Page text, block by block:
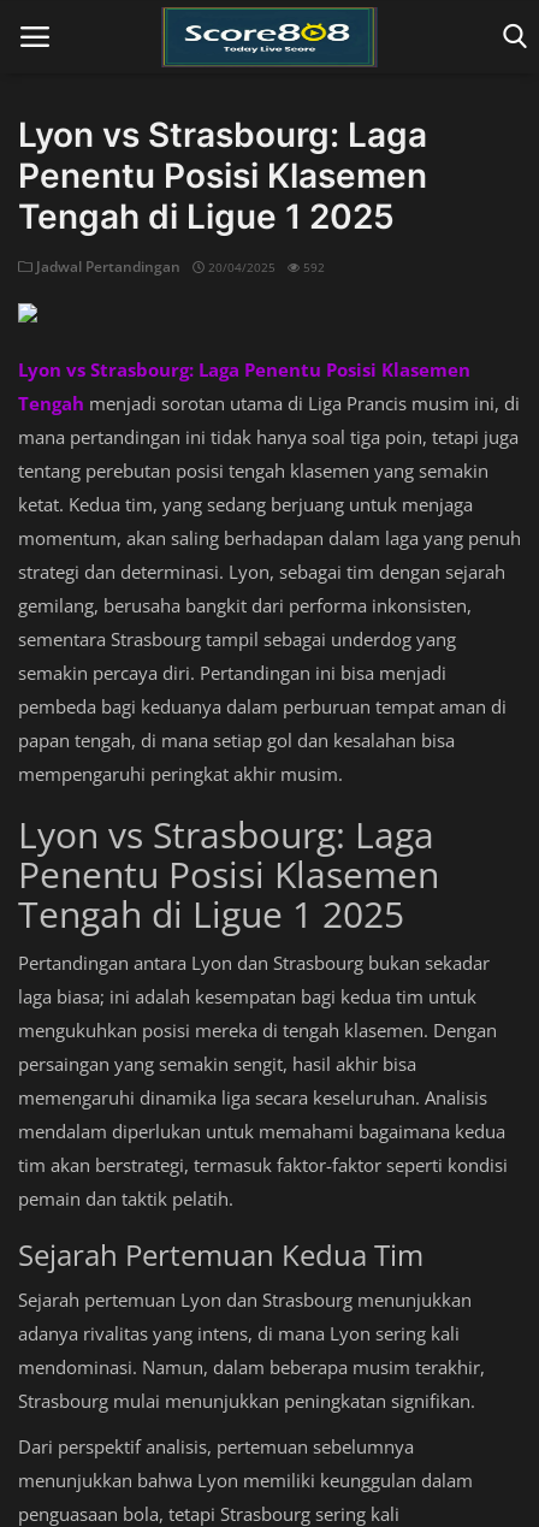
Home
Lyon vs Strasbourg: Laga
Penentu Posisi Klasemen
Tengah di Ligue 1 2025
Jadwal Pertandingan 20/04/2025 592
Lyon vs Strasbourg: Laga Penentu Posisi Klasemen
Tengah menjadi sorotan utama di Liga Prancis musim ini, di
mana pertandingan ini tidak hanya soal tiga poin, tetapi juga
tentang perebutan posisi tengah klasemen yang semakin
ketat. Kedua tim, yang sedang berjuang untuk menjaga
momentum, akan saling berhadapan dalam laga yang penuh
strategi dan determinasi. Lyon, sebagai tim dengan sejarah
gemilang, berusaha bangkit dari performa inkonsisten,
sementara Strasbourg tampil sebagai underdog yang
semakin percaya diri. Pertandingan ini bisa menjadi
pembeda bagi keduanya dalam perburuan tempat aman di
papan tengah, di mana setiap gol dan kesalahan bisa
mempengaruhi peringkat akhir musim.
Lyon vs Strasbourg: Laga
Penentu Posisi Klasemen
Tengah di Ligue 1 2025
Pertandingan antara Lyon dan Strasbourg bukan sekadar
laga biasa; ini adalah kesempatan bagi kedua tim untuk
mengukuhkan posisi mereka di tengah klasemen. Dengan
persaingan yang semakin sengit, hasil akhir bisa
memengaruhi dinamika liga secara keseluruhan. Analisis
mendalam diperlukan untuk memahami bagaimana kedua
tim akan berstrategi, termasuk faktor-faktor seperti kondisi
pemain dan taktik pelatih.
Sejarah Pertemuan Kedua Tim
Sejarah pertemuan Lyon dan Strasbourg menunjukkan
adanya rivalitas yang intens, di mana Lyon sering kali
mendominasi. Namun, dalam beberapa musim terakhir,
Strasbourg mulai menunjukkan peningkatan signifikan.
Dari perspektif analisis, pertemuan sebelumnya
menunjukkan bahwa Lyon memiliki keunggulan dalam
penguasaan bola, tetapi Strasbourg sering kali